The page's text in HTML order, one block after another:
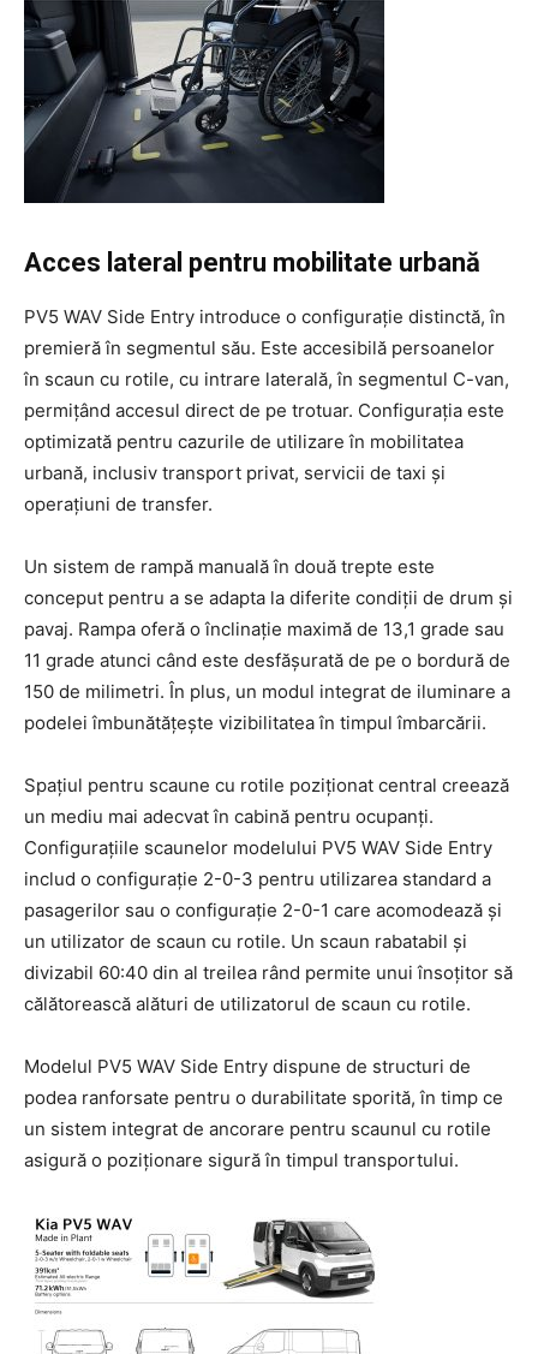
Acces lateral pentru mobilitate urbană
PV5 WAV Side Entry introduce o configurație distinctă, în
premieră în segmentul său. Este accesibilă persoanelor
în scaun cu rotile, cu intrare laterală, în segmentul C-van,
permițând accesul direct de pe trotuar. Configurația este
optimizată pentru cazurile de utilizare în mobilitatea
urbană, inclusiv transport privat, servicii de taxi și
operațiuni de transfer.
Un sistem de rampă manuală în două trepte este
conceput pentru a se adapta la diferite condiții de drum și
pavaj. Rampa oferă o înclinație maximă de 13,1 grade sau
11 grade atunci când este desfășurată de pe o bordură de
150 de milimetri. În plus, un modul integrat de iluminare a
podelei îmbunătățește vizibilitatea în timpul îmbarcării.
Spațiul pentru scaune cu rotile poziționat central creează
un mediu mai adecvat în cabină pentru ocupanți.
Configurațiile scaunelor modelului PV5 WAV Side Entry
includ o configurație 2-0-3 pentru utilizarea standard a
pasagerilor sau o configurație 2-0-1 care acomodează și
un utilizator de scaun cu rotile. Un scaun rabatabil și
divizabil 60:40 din al treilea rând permite unui însoțitor să
călătorească alături de utilizatorul de scaun cu rotile.
Modelul PV5 WAV Side Entry dispune de structuri de
podea ranforsate pentru o durabilitate sporită, în timp ce
un sistem integrat de ancorare pentru scaunul cu rotile
asigură o poziționare sigură în timpul transportului.